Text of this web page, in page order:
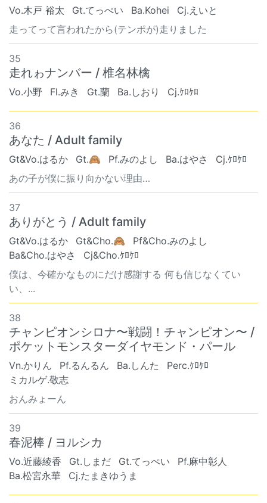
Vo.木戸 裕太 Gt.てっぺい Ba.Kohei
Cj.えいと
走ってって言われたから(テンポが)走りました
35
走れゎナンバー / 椎名林檎
Vo.小野 Fl.みき Gt.蘭 Ba.しおり Cj.ｹﾛｹﾛ
36
あなた / Adult family
Gt&Vo.はるか Gt.🙈 Pf.みのよし Ba.はやさ
Cj.ｹﾛｹﾛ
あの子が僕に振り向かない理由…
37
ありがとう / Adult family
Gt&Vo.はるか Gt&Cho.🙈
Pf&Cho.みのよし
Ba&Cho.はやさ
Cj&Cho.ｹﾛｹﾛ
僕は、今確かなものにだけ感謝する 何も信じなくてい
い、...
38
チャンピオンシロナ〜戦闘！チャンピオン〜 /
ポケットモンスターダイヤモンド・パール
Vn.かりん Pf.るんるん Ba.しんた
Perc.ｹﾛｹﾛ
ミカルゲ.敬志
おんみょーん
39
春泥棒 / ヨルシカ
Vo.近藤綾香 Gt.しまだ Gt.てっぺい
Pf.麻中彰人
Ba.松宮永華
Cj.たまきゆうま